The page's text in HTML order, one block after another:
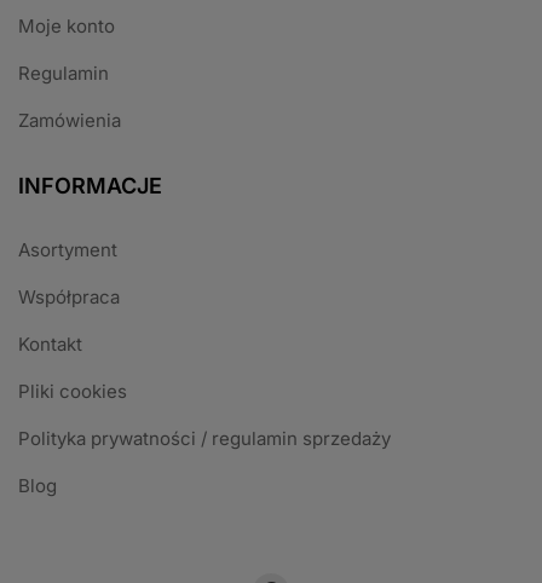
Moje konto
Regulamin
Zamówienia
INFORMACJE
Asortyment
Współpraca
Kontakt
Pliki cookies
Polityka prywatności / regulamin sprzedaży
Blog